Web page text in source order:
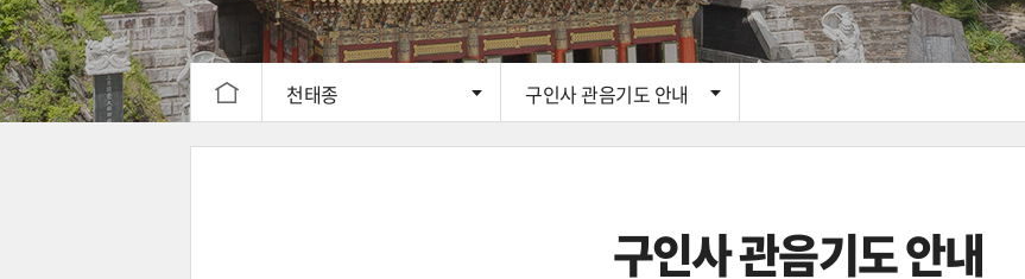
천태종 구인사 관음기도 안내
구인사 관음기도 안내